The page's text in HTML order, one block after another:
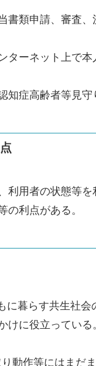
類申請、審査、
ーネット上で本
知症高齢者等見
利用者の状態等
の利点がある。
に暮らす共生社
けに役立っている
動作等にはまだ